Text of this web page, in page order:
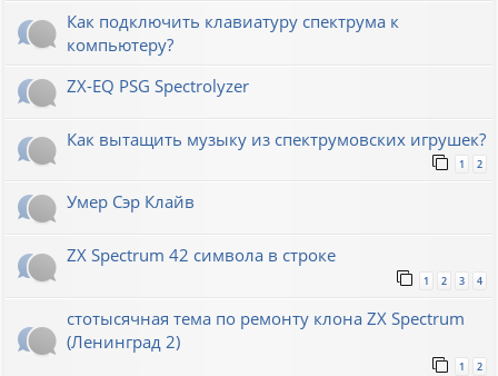
Как подключить клавиатуру спектрума к
компьютеру?
ZX-EQ PSG Spectrolyzer
Как вытащить музыку из спектрумовских игрушек?
1 2
Умер Сэр Клайв
ZX Spectrum 42 символа в строке
1 2 3 4
стотысячная тема по ремонту клона ZX Spectrum
(Ленинград 2)
1 2